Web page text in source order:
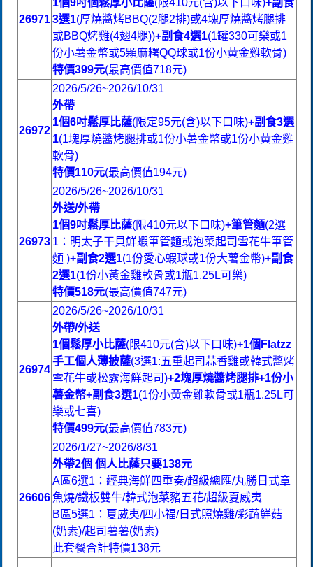
26971
1個9吋個鬆厚小比薩(限410元(含)以下口味)+副食
3選1(厚燒醬烤BBQ(2腿2排)或4塊厚燒醬烤腿排
或BBQ烤雞(4翅4腿))+副食4選1(1罐330可樂或1
份小薯金幣或5顆麻糬QQ球或1份小黃金雞軟骨)
特價399元(最高價值718元)
26972
2026/5/26~2026/10/31
外帶
1個6吋鬆厚比薩(限定95元(含)以下口味)+副食3選
1(1塊厚燒醬烤腿排或1份小薯金幣或1份小黃金雞
軟骨)
特價110元(最高價值194元)
26973
2026/5/26~2026/10/31
外送/外帶
1個9吋鬆厚比薩(限410元以下口味)+筆管麵(2選
1：明太子干貝鮮蝦筆管麵或泡菜起司雪花牛筆管
麵 )+副食2選1(1份愛心蝦球或1份大薯金幣)+副食
2選1(1份小黃金雞軟骨或1瓶1.25L可樂)
特價518元(最高價值747元)
26974
2026/5/26~2026/10/31
外帶/外送
1個鬆厚小比薩(限410元(含)以下口味)+1個Flatzz
手工個人薄披薩(3選1:五重起司蒜香雞或韓式醬烤
雪花牛或松露海鮮起司)+2塊厚燒醬烤腿排+1份小
薯金幣+副食3選1(1份小黃金雞軟骨或1瓶1.25L可
樂或七喜)
特價499元(最高價值783元)
26606
2026/1/27~2026/8/31
外帶2個 個人比薩只要138元
A區6選1：經典海鮮四重奏/超級總匯/丸勝日式章
魚燒/鐵板雙牛/韓式泡菜豬五花/超級夏威夷
B區5選1：夏威夷/四小福/日式照燒雞/彩蔬鮮菇
(奶素)/起司薯薯(奶素)
此套餐合計特價138元